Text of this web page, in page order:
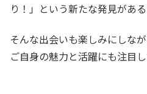
り！」という新たな発見があ
そんな出会いも楽しみにしな
ご自身の魅力と活躍にも注目